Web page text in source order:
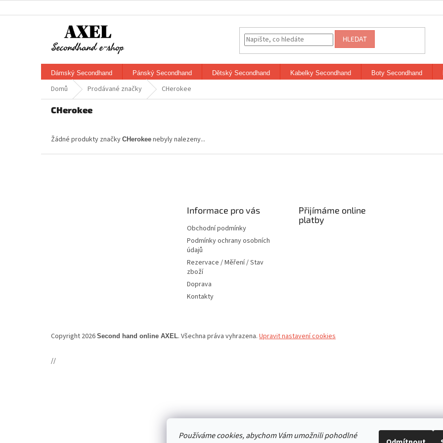
Používáme cookies, abychom Vám umožnili pohodlné
na
HLEDAT
Dámský Secondhand Pánský Secondhand Dětský Secondhand Kabelky Secondhand Boty Secondhand
Domů Prodávané značky CHerokee
CHerokee
Žádné produkty značky CHerokee nebyly nalezeny...
Informace pro vás
Obchodní podmínky
Podmínky ochrany osobních
údajů
Rezervace / Měření / Stav
zboží
Doprava
Kontakty
Přijímáme online
platby
Copyright 2026 Second hand online AXEL. Všechna práva vyhrazena. Upravit nastavení cookies
//